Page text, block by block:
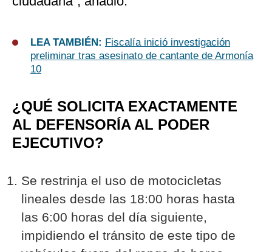
LEA TAMBIÉN: Fiscalía inició investigación
preliminar tras asesinato de cantante de Armonía
10
¿QUÉ SOLICITA EXACTAMENTE
AL DEFENSORÍA AL PODER
EJECUTIVO?
Se restrinja el uso de motocicletas
lineales desde las 18:00 horas hasta
las 6:00 horas del día siguiente,
impidiendo el tránsito de este tipo de